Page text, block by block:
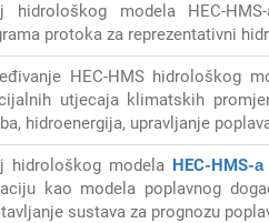
hidrološkog modela HEC-
protoka za reprezentativni
HEC-HMS hidrološkog
utjecaja klimatskih
hidroenergija, upravljanje
hidrološkog modela HEC-HMS-
kao modela poplavnog
sustava za prognozu